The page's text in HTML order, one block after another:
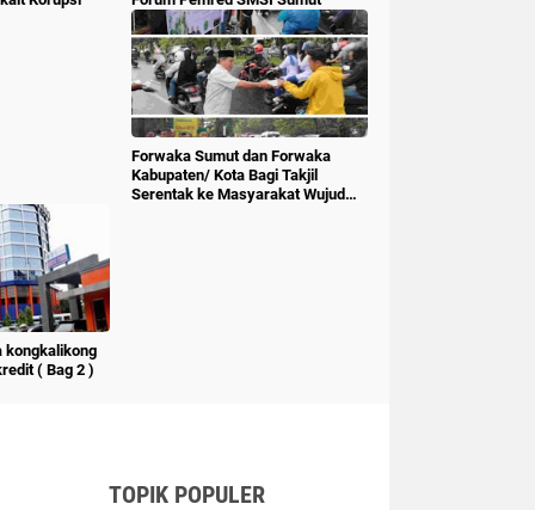
Forwaka Sumut dan Forwaka
Kabupaten/ Kota Bagi Takjil
Serentak ke Masyarakat Wujud
kongkalikong
( Bag 2 )
TOPIK POPULER